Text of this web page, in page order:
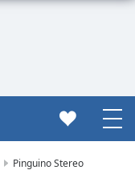
Pinguino Stereo